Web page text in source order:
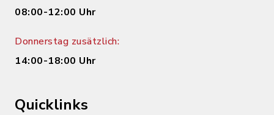
08:00-12:00 Uhr
Donnerstag zusätzlich:
14:00-18:00 Uhr
Quicklinks